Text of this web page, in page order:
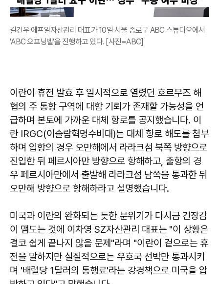
길건우 에프알자산관리 대표가 10일 서울 종로구 ABC 스튜디오에서
'ABC 오프닝벨'을 진행하고 있다. [사진=ABC]
이란이 휴전 발효 후 일시적으로 열렸던 호르무즈 해
협의 주 통항 구역에 대함 기뢰가 존재할 가능성을 언
급하며 본토에 가까운 대체 항로를 공지했습니다. 이
란 IRGC(이슬람혁명수비대)는 대체 항로 해도를 첨부
하며 입항의 경우 오만해에서 라라크섬 북쪽 방향으로
진입한 뒤 페르시아만 방향으로 항해하고, 출항의 경
우 페르시아만에서 출발해 라라크섬 남쪽을 통과한 뒤
오만해 방향으로 항해하라고 설명했습니다.
미국과 이란의 완화되는 듯한 분위기가 다시금 긴장감
이 맴도는 것에 이차영 SZ자산관리 대표는 "이 상황은
결코 쉽게 끝나지 않을 문제"라며 "이란이 겉으로는 휴
전을 말하지만 실질적으로는 우호국 선박만 통과시키
며 '배럴당 1달러의 통행료'라는 강경책으로 미국을 압